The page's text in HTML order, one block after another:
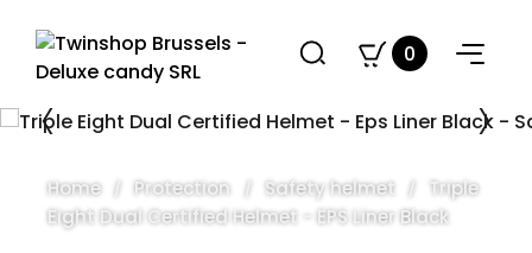
0
Home Protection Safety helmet
Triple
Eight Dual Certified Helmet - EPS Liner Black